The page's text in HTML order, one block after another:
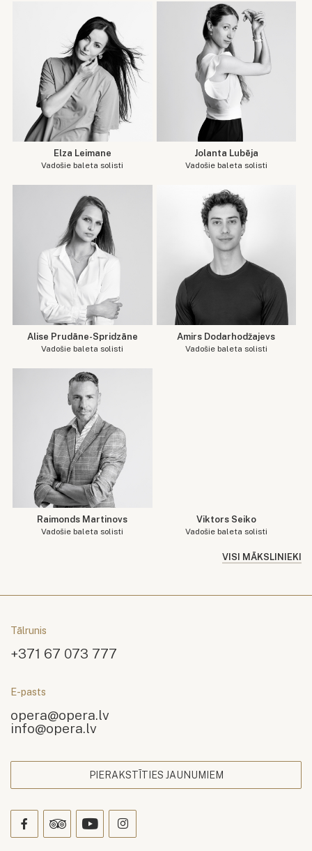
Elza Leimane
Vadošie baleta solisti
Jolanta Lubēja
Vadošie baleta solisti
Alise Prudāne-Spridzāne
Vadošie baleta solisti
Amirs Dodarhodžajevs
Vadošie baleta solisti
Raimonds Martinovs
Vadošie baleta solisti
Viktors Seiko
Vadošie baleta solisti
VISI MĀKSLINIEKI
Tālrunis
+371 67 073 777
E-pasts
opera@opera.lv
info@opera.lv
PIERAKSTĪTIES JAUNUMIEM